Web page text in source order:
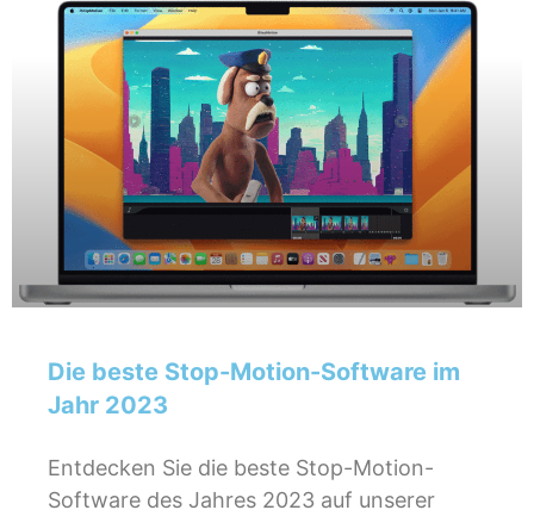
Die beste Stop-Motion-Software im
Jahr 2023
Entdecken Sie die beste Stop-Motion-
Software des Jahres 2023 auf unserer